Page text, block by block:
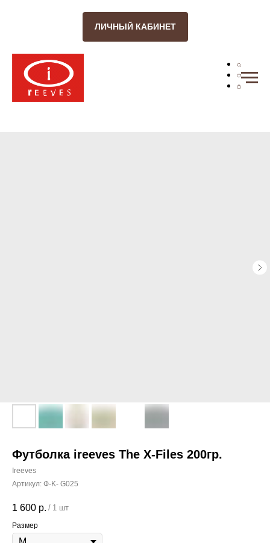
ЛИЧНЫЙ КАБИНЕТ
Футболка ireeves The X-Files 200гр.
Ireeves
Артикул: Ф-K- G025
1 600 р. / 1 шт
Размер